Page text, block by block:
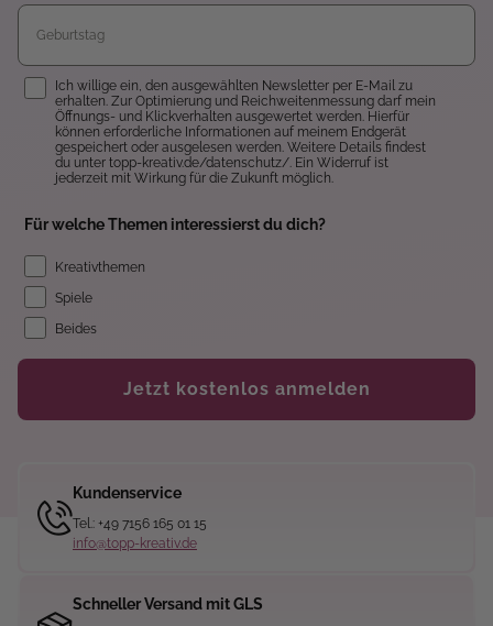
Einwilligung
Ich willige ein, den ausgewählten Newsletter per E-Mail zu
erhalten. Zur Optimierung und Reichweitenmessung darf mein
Öffnungs- und Klickverhalten ausgewertet werden. Hierfür
können erforderliche Informationen auf meinem Endgerät
gespeichert oder ausgelesen werden. Weitere Details findest
du unter topp-kreativ.de/datenschutz/. Ein Widerruf ist
jederzeit mit Wirkung für die Zukunft möglich.
Für welche Themen interessierst du dich?
Kreativthemen
Spiele
Beides
Jetzt kostenlos anmelden
Kundenservice
Tel.: +49 7156 165 01 15
info@topp-kreativ.de
Schneller Versand mit GLS